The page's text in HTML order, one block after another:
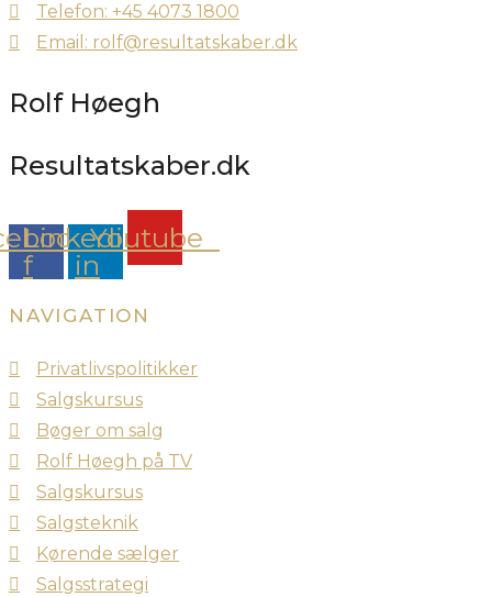
Telefon: +45 4073 1800
Email: rolf@resultatskaber.dk
Rolf Høegh
Resultatskaber.dk
f
Linkedin-
in
Youtube
NAVIGATION
Privatlivspolitikker
Salgskursus
Bøger om salg
Rolf Høegh på TV
Salgskursus
Salgsteknik
Kørende sælger
Salgsstrategi